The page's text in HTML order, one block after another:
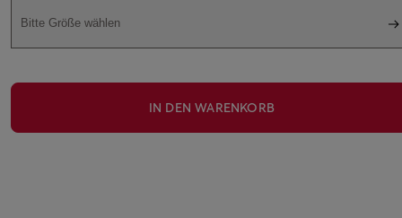
Bitte Größe wählen
IN DEN WARENKORB